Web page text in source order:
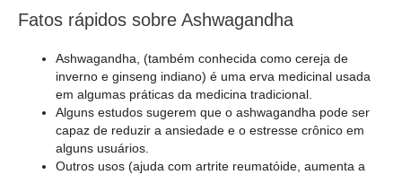
Fatos rápidos sobre Ashwagandha
Ashwagandha, (também conhecida como cereja de
inverno e ginseng indiano) é uma erva medicinal usada
em algumas práticas da medicina tradicional.
Alguns estudos sugerem que o ashwagandha pode ser
capaz de reduzir a ansiedade e o estresse crônico em
alguns usuários.
Outros usos (ajuda com artrite reumatóide, aumenta a